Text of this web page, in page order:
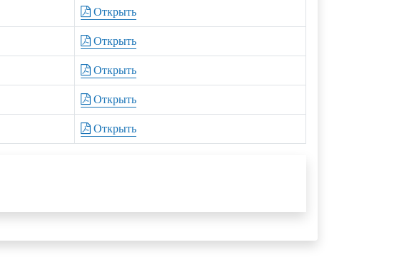
Открыть
Открыть
Открыть
Открыть
Открыть